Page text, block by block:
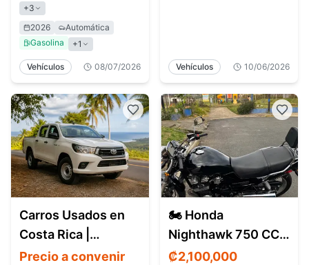
+3
2026
Automática
Gasolina
+1
Vehículos 08/07/2026 Vehículos 10/06/2026
Carros Usados en
Costa Rica |
Encuentra
Precio a convenir
🏍️ Honda
Nighthawk 750 CC –
Modelo 2000
₡2,100,000